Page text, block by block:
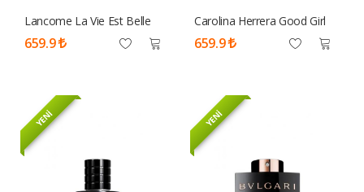
Lancome La Vie Est Belle
Edp 75 ML Tester Parfüm
Kadın
659.9
Carolina Herrera Good Girl
Edp 80 ML Tester Parfüm
Kadın
659.9
YENİ YENİ